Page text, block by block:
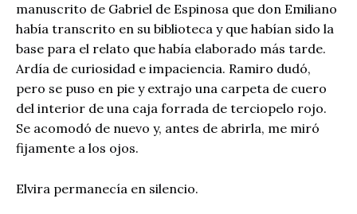
manuscrito de Gabriel de Espinosa que don Emiliano
había transcrito en su biblioteca y que habían sido la
base para el relato que había elaborado más tarde.
Ardía de curiosidad e impaciencia. Ramiro dudó,
pero se puso en pie y extrajo una carpeta de cuero
del interior de una caja forrada de terciopelo rojo.
Se acomodó de nuevo y, antes de abrirla, me miró
fijamente a los ojos.
Elvira permanecía en silencio.